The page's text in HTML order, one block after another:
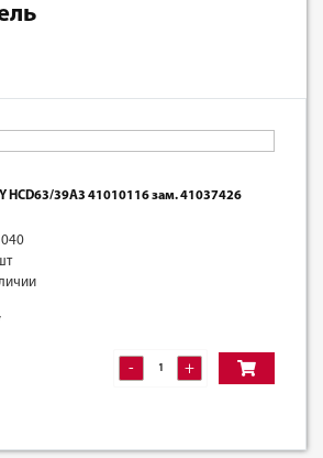
HCD63/39A3 41010116 зам. 41037426
- +